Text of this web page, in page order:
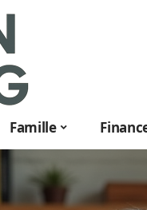
Famille